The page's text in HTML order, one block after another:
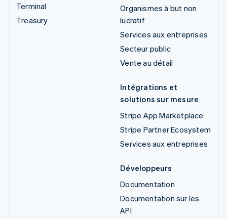
Terminal
Treasury
Organismes à but non
lucratif
Services aux entreprises
Secteur public
Vente au détail
Intégrations et
solutions sur mesure
Stripe App Marketplace
Stripe Partner Ecosystem
Services aux entreprises
Développeurs
Documentation
Documentation sur les
API